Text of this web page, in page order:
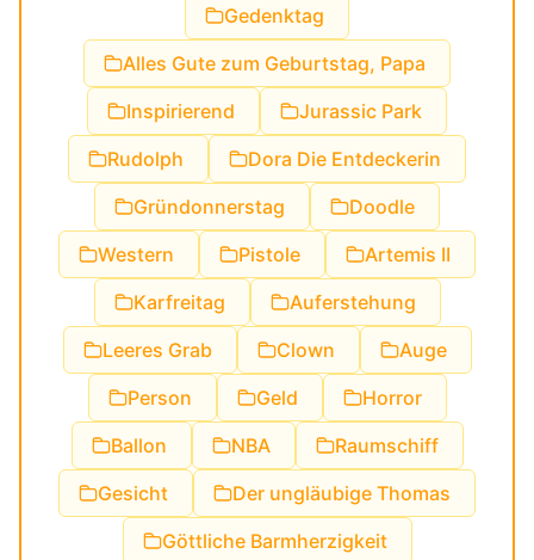
Gedenktag
Alles Gute zum Geburtstag, Papa
Inspirierend
Jurassic Park
Rudolph
Dora Die Entdeckerin
Gründonnerstag
Doodle
Western
Pistole
Artemis II
Karfreitag
Auferstehung
Leeres Grab
Clown
Auge
Person
Geld
Horror
Ballon
NBA
Raumschiff
Gesicht
Der ungläubige Thomas
Göttliche Barmherzigkeit